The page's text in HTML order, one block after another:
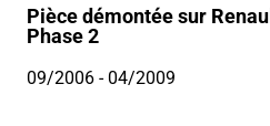
Pièce démontée sur
Phase 2
09/2006- 04/2009